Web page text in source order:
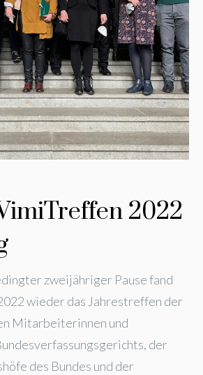
2022
zweijähriger Pause fand
wieder das Jahrestreffen der
Mitarbeiterinnen und
der
des Bundes und der